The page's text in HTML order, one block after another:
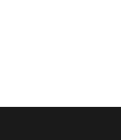
인 게시물 댓글(내용 직